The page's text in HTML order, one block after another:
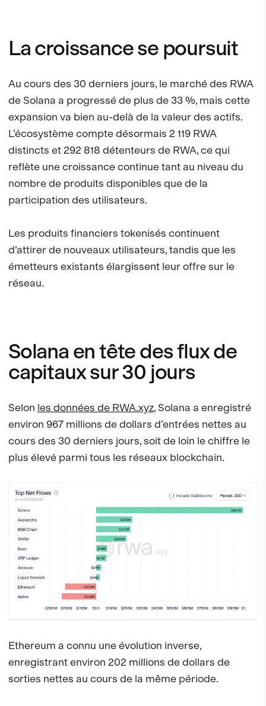
La croissance se poursuit
Au cours des 30 derniers jours, le marché des RWA
de Solana a progressé de plus de 33 %, mais cette
expansion va bien au-delà de la valeur des actifs.
L’écosystème compte désormais 2 119 RWA
distincts et 292 818 détenteurs de RWA, ce qui
reflète une croissance continue tant au niveau du
nombre de produits disponibles que de la
participation des utilisateurs.
Les produits financiers tokenisés continuent
d’attirer de nouveaux utilisateurs, tandis que les
émetteurs existants élargissent leur offre sur le
réseau.
Solana en tête des flux de
capitaux sur 30 jours
Selon les données de RWA.xyz, Solana a enregistré
environ 967 millions de dollars d’entrées nettes au
cours des 30 derniers jours, soit de loin le chiffre le
plus élevé parmi tous les réseaux blockchain.
Ethereum a connu une évolution inverse,
enregistrant environ 202 millions de dollars de
sorties nettes au cours de la même période.